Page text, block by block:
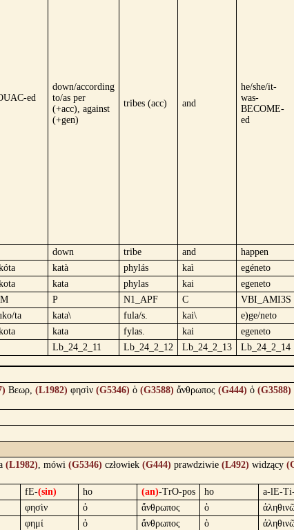
ed
down/according
to/as per
(+acc), against
(+gen)
tribes (acc) and
he/she/it-
was-
BECOME-
ed
down tribe and
happen
katà phylás kaì
egéneto
kata phylas kai
egeneto
P N1_APF C
VBI_AMI3S
ta kata\ fula/s. kai\
e)ge/neto
kata fylas. kai
egeneto
Lb_24_2_11 Lb_24_2_12 Lb_24_2_13 Lb_24_2_14
Βεωρ, (L1982) φησὶν (G5346) ὁ (G3588) ἄνθρωπος (G444) ὁ (G3588)
(L1982), mówi (G5346) człowiek (G444) prawdziwie (L492) widzący
fE-(sin) ho (an)-TrO-pos ho
a-lE-
φησὶν ὁ ἄνθρωπος ὁ
φημί ὁ ἄνθρωπος ὁ